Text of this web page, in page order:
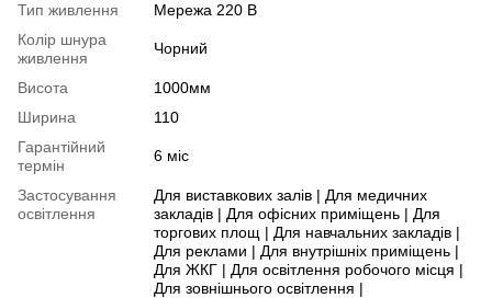
Тип живлення
Мережа 220 В
Колір шнура
живлення
Чорний
Висота
1000мм
Ширина
110
Гарантійний
термін
6 міс
Застосування
освітлення
Для виставкових залів | Для медичних
закладів | Для офісних приміщень | Для
торгових площ | Для навчальних закладів |
Для реклами | Для внутрішніх приміщень |
Для ЖКГ | Для освітлення робочого місця |
Для зовнішнього освітлення |